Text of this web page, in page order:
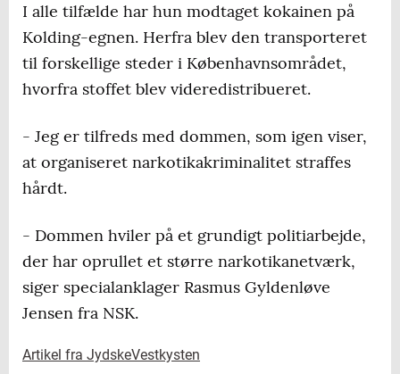
I alle tilfælde har hun modtaget kokainen på
Kolding-egnen. Herfra blev den transporteret
til forskellige steder i Københavnsområdet,
hvorfra stoffet blev videredistribueret.
- Jeg er tilfreds med dommen, som igen viser,
at organiseret narkotikakriminalitet straffes
hårdt.
- Dommen hviler på et grundigt politiarbejde,
der har oprullet et større narkotikanetværk,
siger specialanklager Rasmus Gyldenløve
Jensen fra NSK.
Artikel fra JydskeVestkysten